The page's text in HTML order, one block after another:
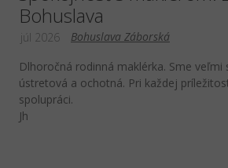
Bohuslava
Bohuslava Záborská
júl 2026
Dlhoročná rodinná maklérka. Sme veľmi
ústretová a ochotná. Pri každej
spolupráci.
Jh